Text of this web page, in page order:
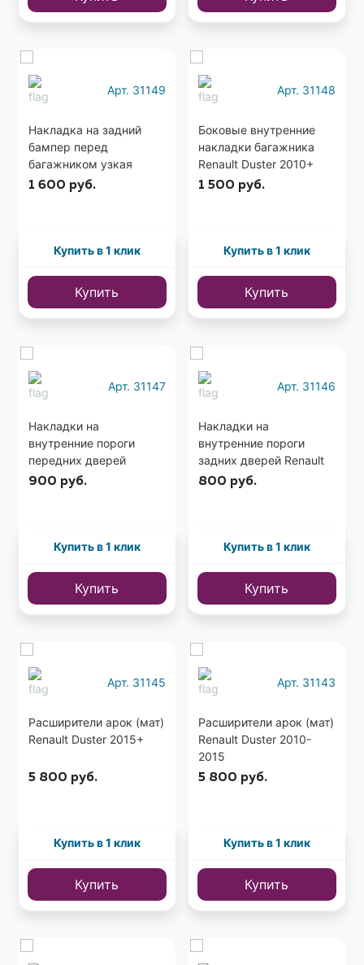
Арт. 31149
Накладка на задний
бампер перед
багажником узкая
Renault Dister 2010+
1 600 руб.
Купить в 1 клик
Купить
Арт. 31148
Боковые внутренние
накладки багажника
Renault Duster 2010+
1 500 руб.
Купить в 1 клик
Купить
Арт. 31147
Накладки на
внутренние пороги
передних дверей
Renault Duster 2010+
900 руб.
Купить в 1 клик
Купить
Арт. 31146
Накладки на
внутренние пороги
задних дверей Renault
Duster 2010+
800 руб.
Купить в 1 клик
Купить
Арт. 31145
Расширители арок (мат)
Renault Duster 2015+
5 800 руб.
Купить в 1 клик
Купить
Арт. 31143
Расширители арок (мат)
Renault Duster 2010-
2015
5 800 руб.
Купить в 1 клик
Купить